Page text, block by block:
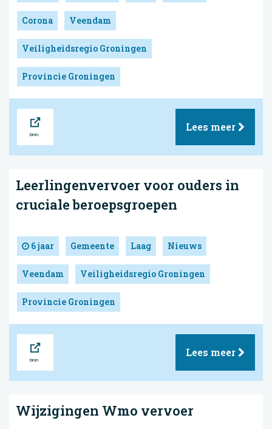
Corona Veendam
Veiligheidsregio Groningen
Provincie Groningen
Lees meer
Leerlingenvervoer voor ouders in
cruciale beroepsgroepen
6 jaar Gemeente Laag Nieuws
Veendam Veiligheidsregio Groningen
Provincie Groningen
Lees meer
Wijzigingen Wmo vervoer